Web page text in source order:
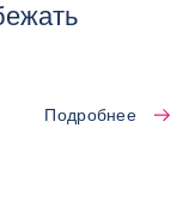
Подробнее